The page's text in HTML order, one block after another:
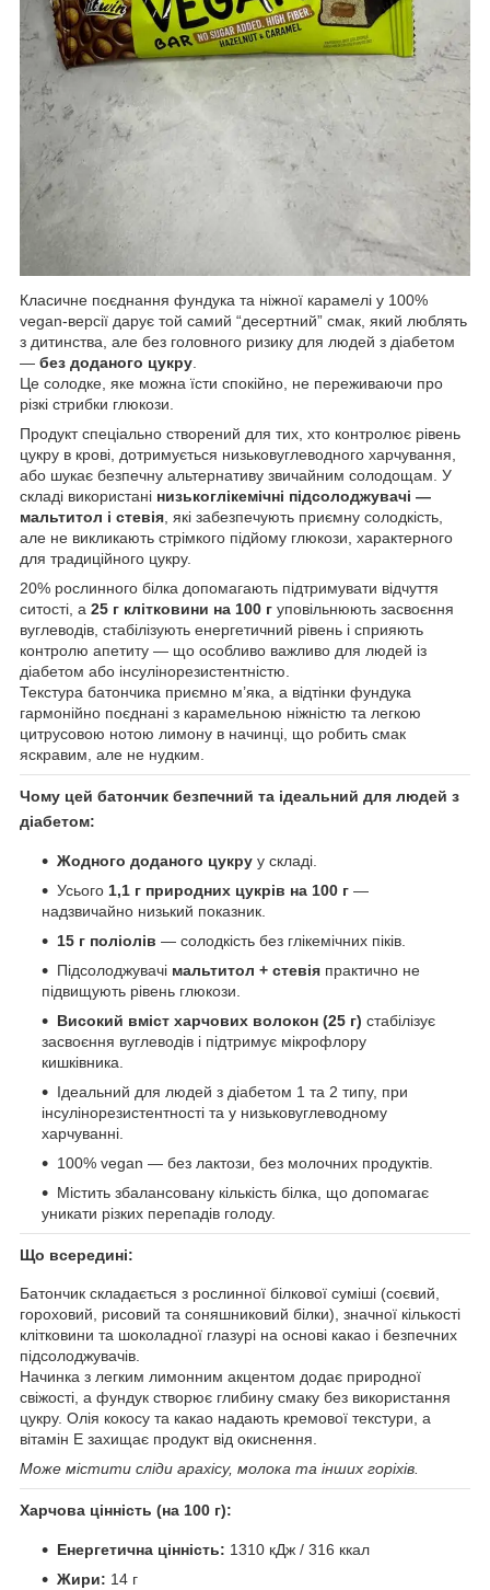
Класичне поєднання фундука та ніжної карамелі у 100%
vegan-версії дарує той самий “десертний” смак, який люблять
з дитинства, але без головного ризику для людей з діабетом
— без доданого цукру
Це солодке, яке можна їсти спокійно, не переживаючи про
різкі стрибки глюкози.
Продукт спеціально створений для тих, хто контролює рівень
цукру в крові, дотримується низьковуглеводного харчування,
або шукає безпечну альтернативу звичайним солодощам. У
складі використані низькоглікемічні підсолоджувачі —
мальтитол і стевія , які забезпечують приємну солодкість,
але не викликають стрімкого підйому глюкози, характерного
для традиційного цукру.
20% рослинного білка допомагають підтримувати відчуття
ситості, а 25 г клітковини на 100 г уповільнюють засвоєння
вуглеводів, стабілізують енергетичний рівень і сприяють
контролю апетиту — що особливо важливо для людей із
діабетом або інсулінорезистентністю.
Текстура батончика приємно м’яка, а відтінки фундука
гармонійно поєднані з карамельною ніжністю та легкою
цитрусовою нотою лимону в начинці, що робить смак
яскравим, але не нудким.
Чому цей батончик безпечний та ідеальний для людей з
діабетом:
Жодного доданого цукру у складі.
Усього 1,1 г природних цукрів на 100 г —
надзвичайно низький показник.
15 г поліолів — солодкість без глікемічних піків.
Підсолоджувачі мальтитол + стевія практично не
підвищують рівень глюкози.
Високий вміст харчових волокон (25 г) стабілізує
засвоєння вуглеводів і підтримує мікрофлору
кишківника.
Ідеальний для людей з діабетом 1 та 2 типу, при
інсулінорезистентності та у низьковуглеводному
харчуванні.
100% vegan — без лактози, без молочних продуктів.
Містить збалансовану кількість білка, що допомагає
уникати різких перепадів голоду.
Що всередині:
Батончик складається з рослинної білкової суміші (соєвий,
гороховий, рисовий та соняшниковий білки), значної кількості
клітковини та шоколадної глазурі на основі какао і безпечних
підсолоджувачів.
Начинка з легким лимонним акцентом додає природної
свіжості, а фундук створює глибину смаку без використання
цукру. Олія кокосу та какао надають кремової текстури, а
вітамін Е захищає продукт від окиснення.
Може містити сліди арахісу, молока та інших горіхів.
Харчова цінність (на 100 г):
Енергетична цінність: 1310 кДж / 316 ккал
Жири: 14 г